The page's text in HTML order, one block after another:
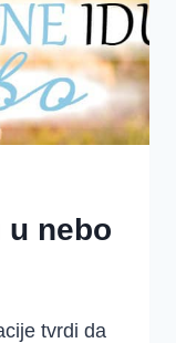
nebo
tvrdi da